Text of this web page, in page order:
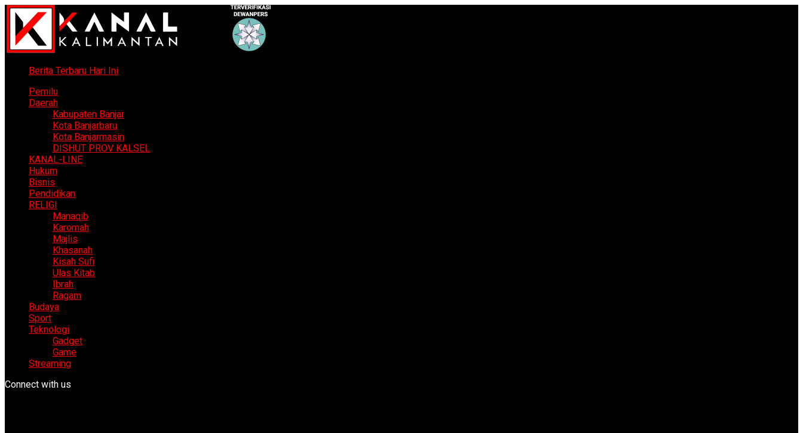
Berita Terbaru Hari Ini
Pemilu
Daerah
Kabupaten Banjar
Kota Banjarbaru
Kota Banjarmasin
DISHUT PROV KALSEL
KANAL-LINE
Hukum
Bisnis
Pendidikan
RELIGI
Manaqib
Karomah
Majlis
Khasanah
Kisah Sufi
Ulas Kitab
Ibrah
Ragam
Budaya
Sport
Teknologi
Gadget
Game
Streaming
Connect with us